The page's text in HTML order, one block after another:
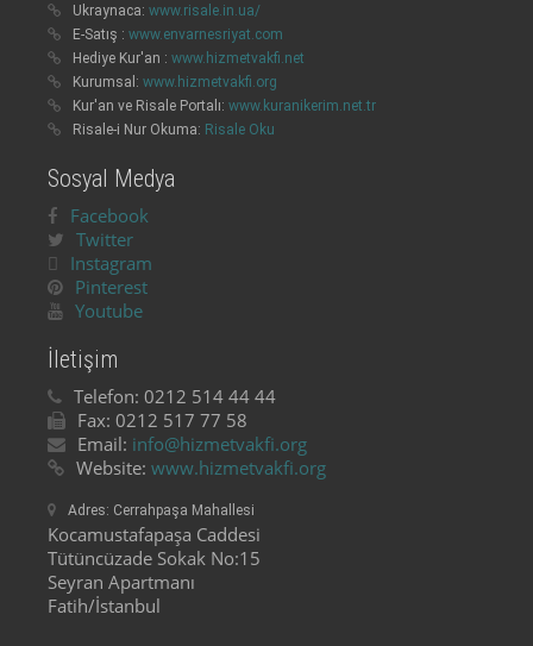
Ukraynaca: www.risale.in.ua/
E-Satış : www.envarnesriyat.com
Hediye Kur'an : www.hizmetvakfi.net
Kurumsal: www.hizmetvakfi.org
Kur'an ve Risale Portalı: www.kuranikerim.net.tr
Risale-i Nur Okuma: Risale Oku
Sosyal Medya
Facebook
Twitter
Instagram
Pinterest
Youtube
İletişim
Telefon: 0212 514 44 44
Fax: 0212 517 77 58
Email: info@hizmetvakfi.org
Website: www.hizmetvakfi.org
Adres: Cerrahpaşa Mahallesi
Kocamustafapaşa Caddesi
Tütüncüzade Sokak No:15
Seyran Apartmanı
Fatih/İstanbul